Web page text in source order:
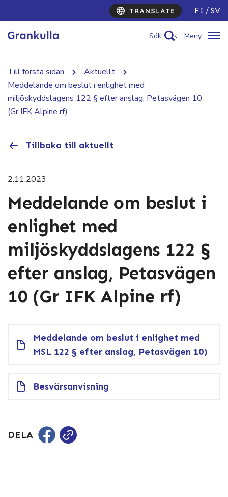
FI SV
Sök Meny
Till första sidan
Aktuellt
Meddelande om beslut i enlighet med
miljöskyddslagens 122 § efter anslag, Petasvägen 10
(Gr IFK Alpine rf)
Tillbaka till aktuellt
2.11.2023
Meddelande om beslut i
enlighet med
miljöskyddslagens 122 §
efter anslag, Petasvägen
10 (Gr IFK Alpine rf)
Meddelande om beslut i enlighet med
MSL 122 § efter anslag, Petasvägen 10)
Besvärsanvisning
DELA